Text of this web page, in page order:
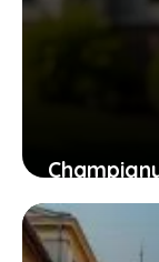
éviter
1 août 2026